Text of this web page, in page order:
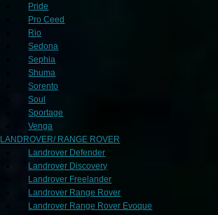
Pride
Pro Ceed
Rio
Sedona
Sephia
Shuma
Sorento
Soul
Sportage
Venga
LANDROVER/ RANGE ROVER
Landrover Defender
Landrover Discovery
Landrover Freelander
Landrover Range Rover
Landrover Range Rover Evoque